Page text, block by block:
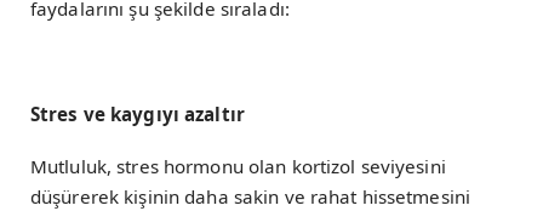
faydalarını şu şekilde sıraladı:
Stres ve kaygıyı azaltır
Mutluluk, stres hormonu olan kortizol seviyesini
düşürerek kişinin daha sakin ve rahat hissetmesini